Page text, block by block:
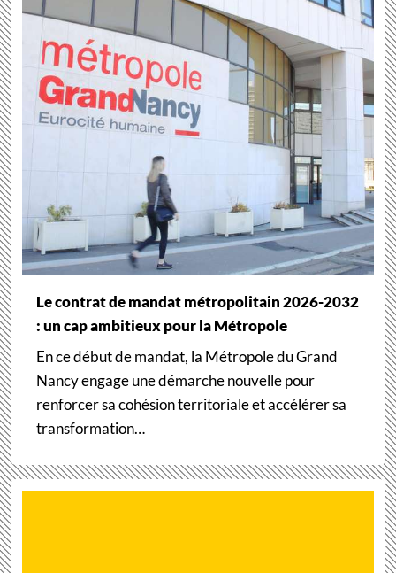
Le contrat de mandat métropolitain 2026-2032
: un cap ambitieux pour la Métropole
En ce début de mandat, la Métropole du Grand
Nancy engage une démarche nouvelle pour
renforcer sa cohésion territoriale et accélérer sa
transformation…